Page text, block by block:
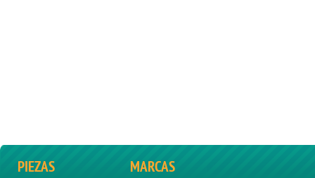
PIEZAS MARCAS